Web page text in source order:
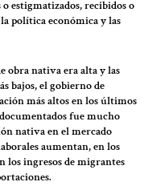
estigmatizados, recibidos o
política económica y las
obra nativa era alta y las
bajos, el gobierno de
más altos en los últimos
fue mucho
nativa en el mercado
aumentan, en los
los ingresos de migrantes